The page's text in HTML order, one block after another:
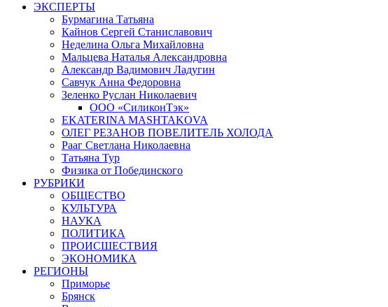
ЭКСПЕРТЫ
Бурмагина Татьяна
Кайнов Сергей Станиславович
Неделина Ольга Михайловна
Мальцева Наталья Александровна
Александр Вадимович Ладугин
Савчук Анна Федоровна
Зеленко Руслан Николаевич
ООО «СиликонТэк»
EKATERINA MASHTAKOVA
ОЛЕГ РЕЗАНОВ ПОВЕЛИТЕЛЬ ХОЛОДА
Рааг Светлана Николаевна
Татьяна Тур
Физика от Побединского
РУБРИКИ
ОБЩЕСТВО
КУЛЬТУРА
НАУКА
ПОЛИТИКА
ПРОИСШЕСТВИЯ
ЭКОНОМИКА
РЕГИОНЫ
Приморье
Брянск